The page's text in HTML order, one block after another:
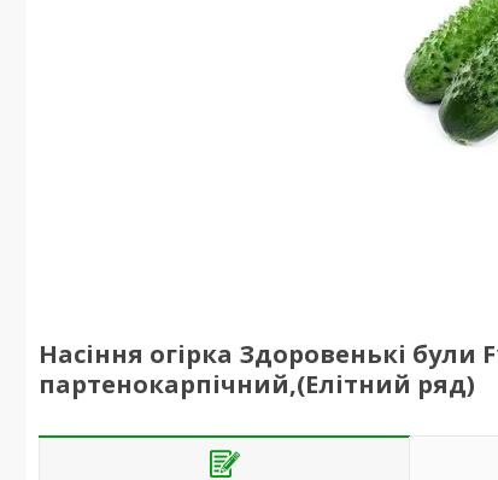
Насіння огірка Здоровенькі були
партенокарпічний,(Елітний ряд)